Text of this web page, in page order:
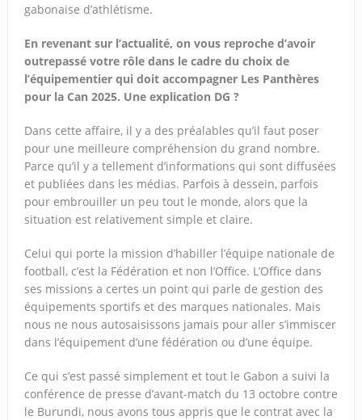
gabonaise d’athlétisme.
En revenant sur l’actualité, on vous reproche d’avoir
outrepassé votre rôle dans le cadre du choix de
l’équipementier qui doit accompagner Les Panthères
pour la Can 2025. Une explication DG ?
Dans cette affaire, il y a des préalables qu’il faut poser
pour une meilleure compréhension du grand nombre.
Parce qu’il y a tellement d’informations qui sont diffusées
et publiées dans les médias. Parfois à dessein, parfois
pour embrouiller un peu tout le monde, alors que la
situation est relativement simple et claire.
Celui qui porte la mission d’habiller l’équipe nationale de
football, c’est la Fédération et non l’Office. L’Office dans
ses missions a certes un point qui parle de gestion des
équipements sportifs et des marques nationales. Mais
nous ne nous autosaisissons jamais pour aller s’immiscer
dans l’équipement d’une fédération ou d’une équipe.
Ce qui s’est passé simplement et tout le Gabon a suivi la
conférence de presse d’avant-match du 13 octobre contre
le Burundi, nous avons tous appris que le contrat avec la